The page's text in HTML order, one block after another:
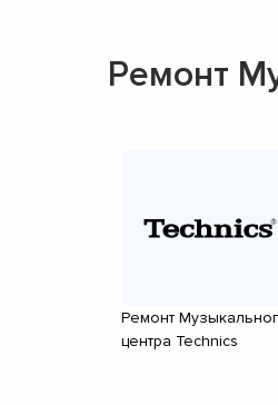
Ремонт
Ремонт
центра Technics